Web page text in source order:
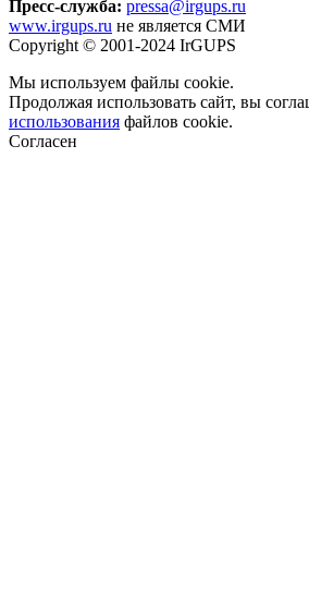
Пресс-служба: pressa@irgups.ru
www.irgups.ru не является СМИ
Copyright © 2001-2024 IrGUPS
Мы используем файлы cookie.
Продолжая использовать сайт, вы
использования файлов cookie.
Согласен